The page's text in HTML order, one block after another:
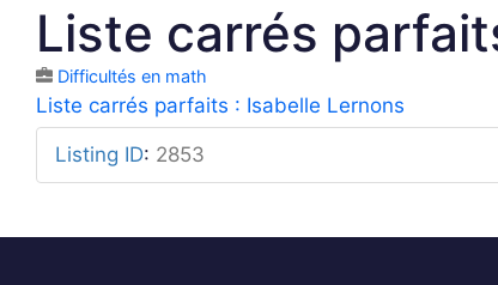
Liste carrés
Difficultés en math
Liste carrés parfaits : Isabelle Lernons
Listing ID: 2853